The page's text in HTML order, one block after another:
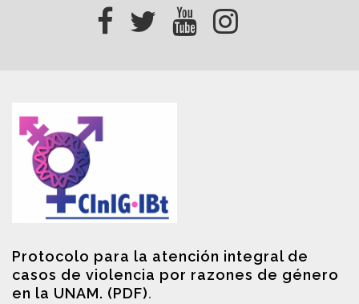
Protocolo para la atención integral de
casos de violencia por razones de género
en la UNAM. (PDF).